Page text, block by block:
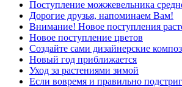
Поступление можжевельника
Дорогие друзья, напоминаем Вам!
Внимание! Новое поступления
Новое поступление цветов
Создайте сами дизайнерские
Новый год приближается
Уход за растениями зимой
Если вовремя и правильно